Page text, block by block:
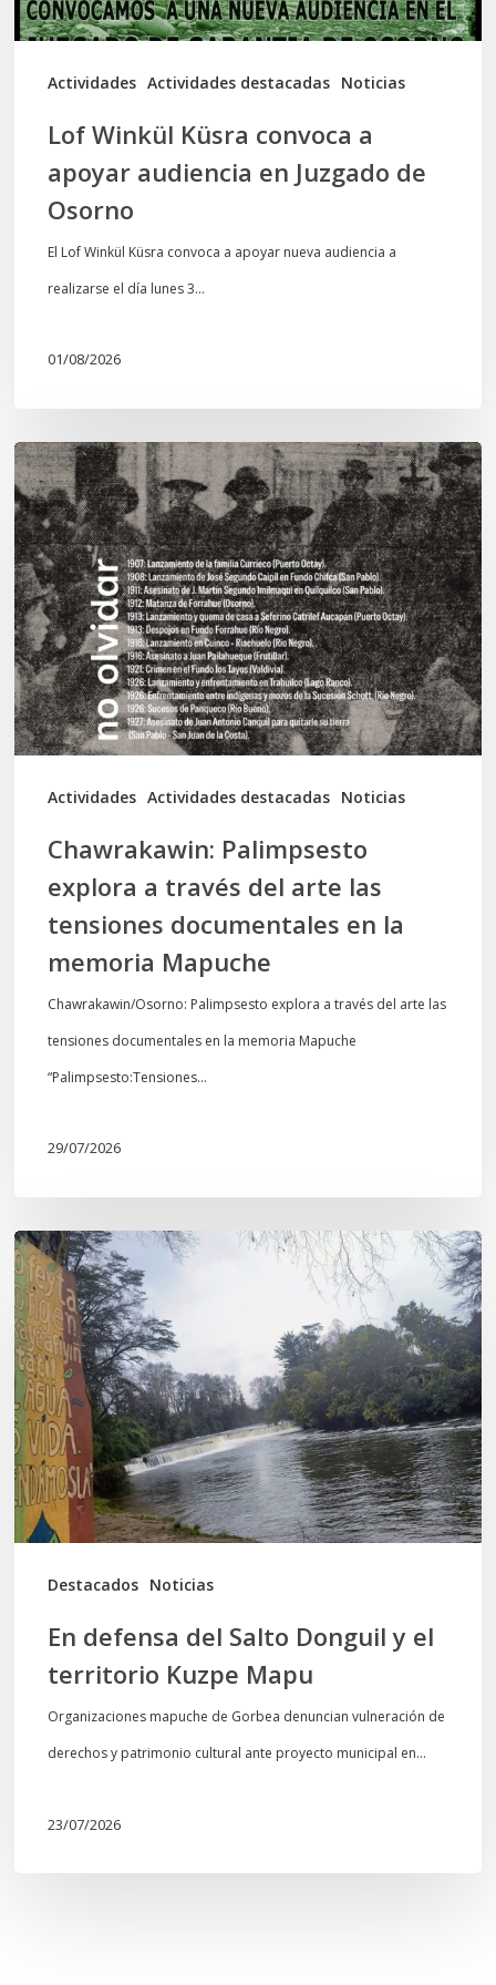
Actividades Actividades destacadas Noticias
Juzgado
Lof Winkül Küsra convoca a
apoyar audiencia en Juzgado de
Osorno
El Lof Winkül Küsra convoca a apoyar nueva audiencia a
realizarse el día lunes 3…
01/08/2026
Actividades Actividades destacadas Noticias
Chawrakawin:
Palimpsesto
explora
a
través
del
arte
las
tensiones
documentales
memoria
Mapuche
Chawrakawin: Palimpsesto
explora a través del arte las
tensiones documentales en la
memoria Mapuche
Chawrakawin/Osorno: Palimpsesto explora a través del arte las
tensiones documentales en la memoria Mapuche
“Palimpsesto:Tensiones…
29/07/2026
Destacados Noticias
En
defensa
del
Salto
Donguil
y
el
territorio
Kuzpe
Mapu
En defensa del Salto Donguil y el
territorio Kuzpe Mapu
Organizaciones mapuche de Gorbea denuncian vulneración de
derechos y patrimonio cultural ante proyecto municipal en…
23/07/2026